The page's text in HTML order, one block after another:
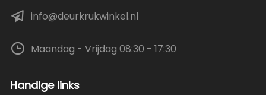
info@deurkrukwinkel.nl
Maandag - Vrijdag 08:30 - 17:30
Handige links